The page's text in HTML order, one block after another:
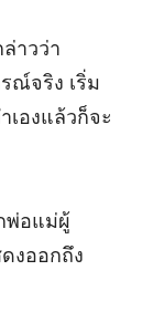
าวว่า
ณ์จริง เริ่ม
องแล้วก็จะ
พ่อแม่ผู้
งออกถึง